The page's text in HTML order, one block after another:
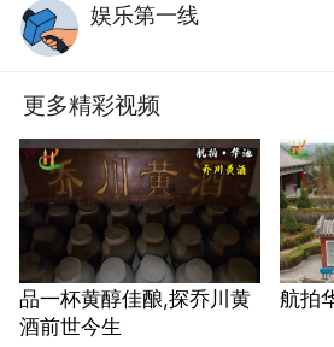
娱乐第一线
更多精彩视频
品一杯黄醇佳酿,探乔川黄
酒前世今生
航拍